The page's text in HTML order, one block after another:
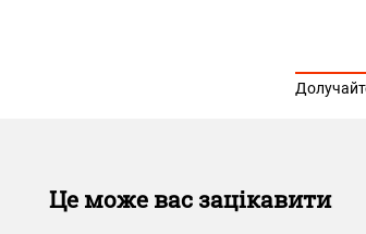
Це може вас зацікавити